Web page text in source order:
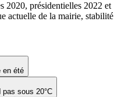
en été
pas sous 20°C
2020, présidentielles 2022 et
actuelle de la mairie, stabilité